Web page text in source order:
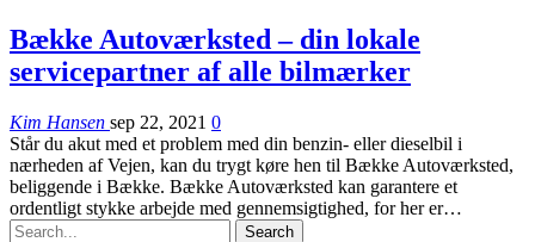
Bække Autoværksted – din lokale
servicepartner af alle bilmærker
Kim Hansen sep 22, 2021 0
Står du akut med et problem med din benzin- eller dieselbil i
nærheden af Vejen, kan du trygt køre hen til Bække Autoværksted,
beliggende i Bække. Bække Autoværksted kan garantere et
ordentligt stykke arbejde med gennemsigtighed, for her er…